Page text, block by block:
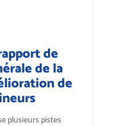
de
de la
de
plusieurs pistes